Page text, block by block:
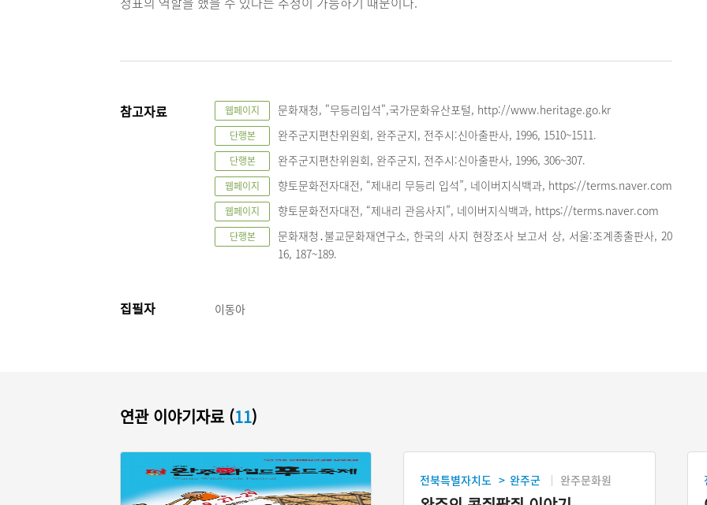
참고자료 웹페이지 문화재청, "무등리입석",국가문화유산포털, http://www.heritage.go.kr
단행본 완주군지편찬위원회, 완주군지, 전주시:신아출판사, 1996, 1510~1511.
단행본 완주군지편찬위원회, 완주군지, 전주시:신아출판사, 1996, 306~307.
웹페이지 향토문화전자대전, “제내리 무등리 입석”, 네이버지식백과, https://terms.naver.com
웹페이지 향토문화전자대전, “제내리 관음사지”, 네이버지식백과, https://terms.naver.com
단행본
문화재청․불교문화재연구소, 한국의 사지 현장조사 보고서 상, 서울:조계종출판사, 20
16, 187~189.
집필자 이동아
연관 이야기자료 (11)
전북특별자치도 > 완주군 완주문화원